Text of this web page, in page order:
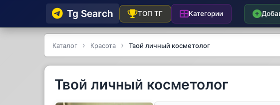
Tg Searсh ТОП ТГ Категории
Каталог Красота Твой личный косметолог
Твой личный косметолог